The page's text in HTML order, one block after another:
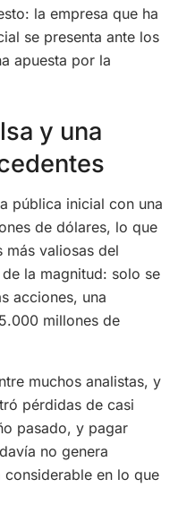
la empresa que ha
se presenta ante los
apuesta por la
y una
pública inicial con una
de dólares, lo que
más valiosas del
la magnitud: solo se
acciones, una
millones de
muchos analistas, y
pérdidas de casi
pasado, y pagar
no genera
en lo que